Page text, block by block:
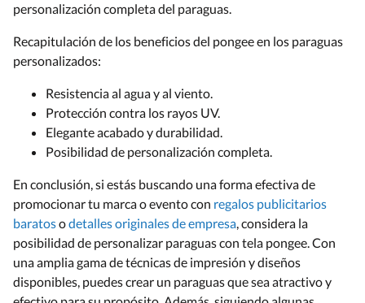
personalización completa del paraguas.
Recapitulación de los beneficios del pongee en los paraguas
personalizados:
Resistencia al agua y al viento.
Protección contra los rayos UV.
Elegante acabado y durabilidad.
Posibilidad de personalización completa.
En conclusión, si estás buscando una forma efectiva de
promocionar tu marca o evento con regalos publicitarios
baratosodetalles originales de empresa,considera la
posibilidad de personalizar paraguas con tela pongee. Con
una amplia gama de técnicas de impresión y diseños
disponibles, puedes crear un paraguas que sea atractivo y